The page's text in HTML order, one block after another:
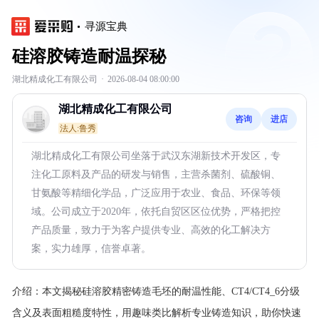
寻源宝典
硅溶胶铸造耐温探秘
湖北精成化工有限公司 · 2026-08-04 08:00:00
湖北精成化工有限公司
法人:鲁秀
咨询 进店
湖北精成化工有限公司坐落于武汉东湖新技术开发区，专
注化工原料及产品的研发与销售，主营杀菌剂、硫酸铜、
甘氨酸等精细化学品，广泛应用于农业、食品、环保等领
域。公司成立于2020年，依托自贸区区位优势，严格把控
产品质量，致力于为客户提供专业、高效的化工解决方
案，实力雄厚，信誉卓著。
介绍： 本文揭秘硅溶胶精密铸造毛坯的耐温性能、CT4/CT4_6分级
含义及表面粗糙度特性，用趣味类比解析专业铸造知识，助你快速